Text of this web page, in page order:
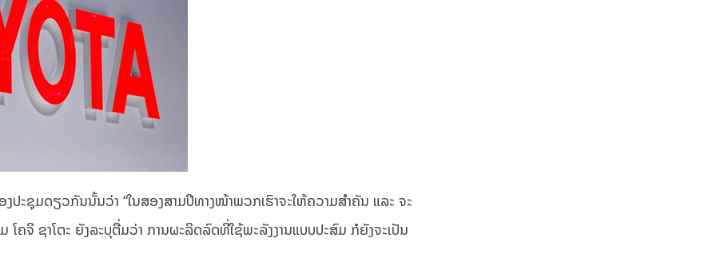
ະຊຸມດຽວກັນນັ້ນວ່າ “ໃນສອງສາມປີທາງໜ້າພວກເຮົາຈະໃຫ້ຄວາມສໍາຄັນ ແລະ ຈະ
ໂຄຈິ ຊາໂຕະ ຍັງລະບຸຕື່ມວ່າ ການຜະລິດລົດທີ່ໃຊ້ພະລັງງານແບບປະສົມ ກໍຍັງຈະເປັນ